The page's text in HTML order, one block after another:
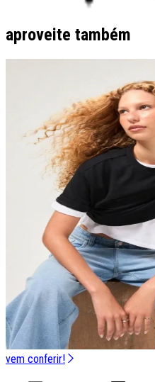
aproveite também
vem conferir!